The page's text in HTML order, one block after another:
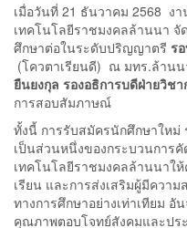
เมื่อวันที่ 21 ธันวาคม 2568 ง
เทคโนโลยีราชมงคลล้านนา
ศึกษาต่อในระดับปริญญาตรี ร
(โควตาเรียนดี) ณ มทร.ล้านน
ยืนยงกุล รองอธิการบดีฝ่ายวิช
การสอบสัมภาษณ์
ทั้งนี้ การรับสมัครนักศึกษาใหม่
เป็นส่วนหนึ่งของกระบวนการ
เทคโนโลยีราชมงคลล้านนาใ
เรียน และการส่งเสริมผู้มีควา
ทางการศึกษาอย่างเท่าเทียม
คุณภาพตอบโจทย์สังคมและปร